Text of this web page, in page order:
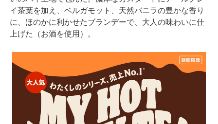
イ茶葉を加え、ベルガモット、天然バニラの豊かな香り
に、ほのかに利かせたブランデーで、大人の味わいに仕
上げた（お酒を使用）。